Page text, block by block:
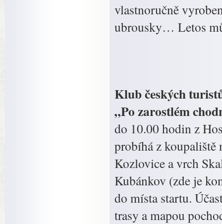
vlastnoručně
ubrousky… Letos
Klub českých
„Po zarostlém
do 10.00 hodin z
probíhá z koupaliště
Kozlovice a vrch
Kubánkov (zde je
do místa startu.
trasy a mapou